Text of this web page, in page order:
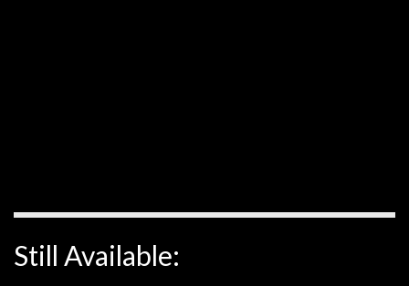
Still Available: